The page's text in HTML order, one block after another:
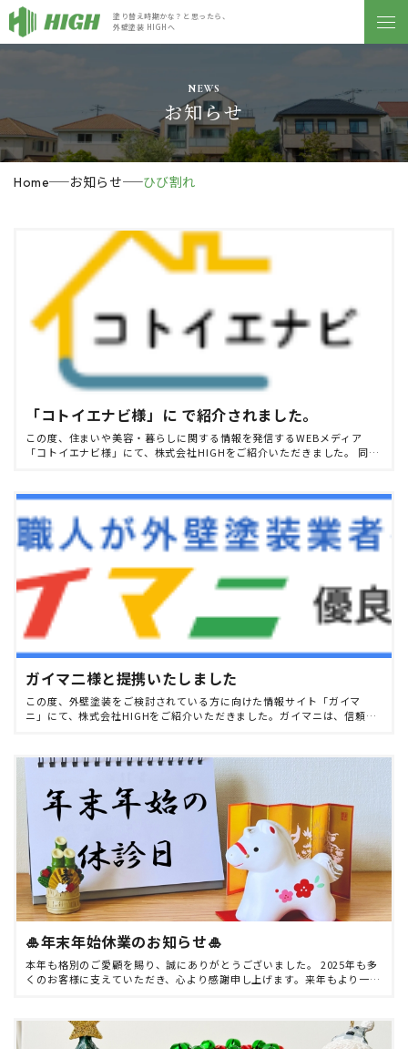
塗り替え時期かな？と思ったら、
外壁塗装 HIGHへ
NEWS
お知らせ
Home お知らせ ひび割れ
「コトイエナビ様」に で紹介されました。
この度、住まいや美容・暮らしに関する情報を発信するWEBメディア
「コトイエナビ様」にて、株式会社HIGHをご紹介いただきました。 同サ
ガイマ二様と提携いたしました
この度、外壁塗装をご検討されている方に向けた情報サイト「ガイマ
ニ」にて、株式会社HIGHをご紹介いただきました。ガイマニは、信頼で
🎍年末年始休業のお知らせ🎍
本年も格別のご愛顧を賜り、誠にありがとうございました。 2025年も多
くのお客様に支えていただき、心より感謝申し上げます。来年もより一層